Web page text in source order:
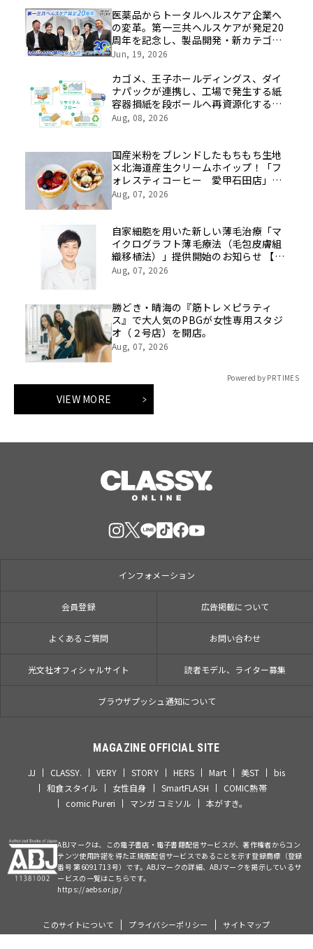
医薬品からトータルヘルスケア企業へ
の変革。第一三共ヘルスケアが発足20
周年を記念し、製品開発・新カテゴリ
挑戦の舞台や旧社統合時のエピソード
像を公開！
Jun, 19, 2026
カゴメ、王子ホールディングス、ダイ
ナパックが連携し、工場で発生する紙
容器損紙を段ボールへ再資源化する実
証を開始
Aug, 08, 2026
国産米粉をブレンドしたもちもち生地
×北海道産生クリームホイップ！「フ
ォレスティコーヒー 愛甲石田店」に
て、８月１７日（月）からクレープ販
Aug, 07, 2026
自家細胞を用いた新しい薄毛治療「マ
イクログラフト薄毛療法（毛包皮膚組
織移植法）」提供開始のお知らせ 【医
療法人社団 青真会 青山エルクリニ
Aug, 07, 2026
勝どき・晴海の『筋トレ×ピラティ
ス』で大人気のPBGが女性専用スタジ
オ（２号店）を開店。
Aug, 07, 2026
Powered by PR TIMES
VIEW MORE
インフォメーション
会員登録 広告掲載について
よくあるご質問 お問い合わせ
光文社オフィシャルサイト 読者モデル、ライター募集
ブラウザプッシュ通知について
MAGAZINE OFFICIAL SITE
JJ CLASSY. VERY STORY HERS Mart 美ST
bis
和食スタイル
女性自身 SmartFLASH
COMIC熱帯
comic Pureri
マンガ コミソル 本がすき。
ABJマークは、この電子書店・電子書籍配信サービスが、著作権者からコン
テンツ使用許諾を得た正規版配信サービスであることを示す登録商標（登録
番号 第6091713号）です。ABJマークの詳細、ABJマークを掲示しているサ
ービスの一覧はこちらです。
https://aebs.or.jp/
このサイトについて プライバシーポリシー サイトマップ